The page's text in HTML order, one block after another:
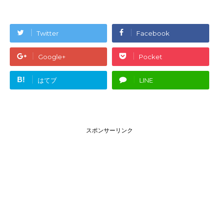
Twitter Facebook
Google+ Pocket
B! はてブ LINE
スポンサーリンク